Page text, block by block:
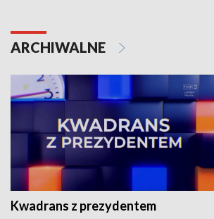
ARCHIWALNE
Kwadrans z prezydentem